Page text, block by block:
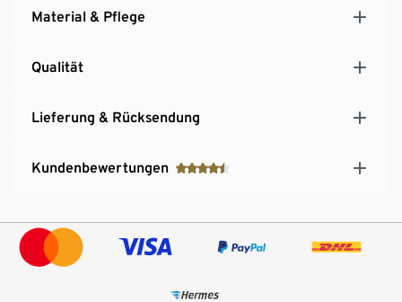
Material & Pflege
Qualität
Lieferung & Rücksendung
Kundenbewertungen